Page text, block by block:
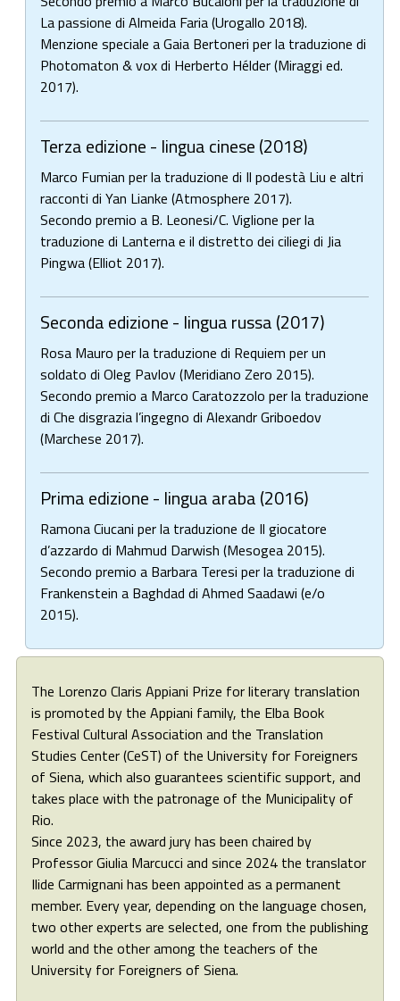
La passione di Almeida Faria (Urogallo 2018).
Menzione speciale a Gaia Bertoneri per la traduzione di
Photomaton & vox di Herberto Hélder (Miraggi ed.
2017).
Terza edizione - lingua cinese (2018)
Marco Fumian per la traduzione di Il podestà Liu e altri
racconti di Yan Lianke (Atmosphere 2017).
Secondo premio a B. Leonesi/C. Viglione per la
traduzione di Lanterna e il distretto dei ciliegi di Jia
Pingwa (Elliot 2017).
Seconda edizione - lingua russa (2017)
Rosa Mauro per la traduzione di Requiem per un
soldato di Oleg Pavlov (Meridiano Zero 2015).
Secondo premio a Marco Caratozzolo per la traduzione
di Che disgrazia l’ingegno di Alexandr Griboedov
(Marchese 2017).
Prima edizione - lingua araba (2016)
Ramona Ciucani per la traduzione de Il giocatore
d’azzardo di Mahmud Darwish (Mesogea 2015).
Secondo premio a Barbara Teresi per la traduzione di
Frankenstein a Baghdad di Ahmed Saadawi (e/o
2015).
The Lorenzo Claris Appiani Prize for literary translation
is promoted by the Appiani family, the Elba Book
Festival Cultural Association and the Translation
Studies Center (CeST) of the University for Foreigners
of Siena, which also guarantees scientific support, and
takes place with the patronage of the Municipality of
Rio.
Since 2023, the award jury has been chaired by
Professor Giulia Marcucci and since 2024 the translator
Ilide Carmignani has been appointed as a permanent
member. Every year, depending on the language chosen,
two other experts are selected, one from the publishing
world and the other among the teachers of the
University for Foreigners of Siena.